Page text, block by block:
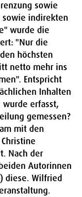
sowie
indirekten
wurde die
"Nur die
höchsten
netto mehr ins
Entspricht
Inhalten
wurde erfasst,
gemessen?
mit den
Nach der
Autorinnen
diese. Wilfried